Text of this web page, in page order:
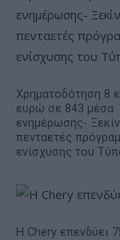
Χρηματοδότηση 8
ευρώ σε 843 μέσα
ενημέρωσης-
πενταετές
ενίσχυσης του
Η Chery επενδύει